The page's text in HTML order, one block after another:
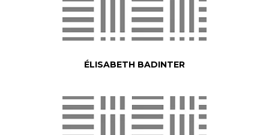
ÉLISABETH BADINTER